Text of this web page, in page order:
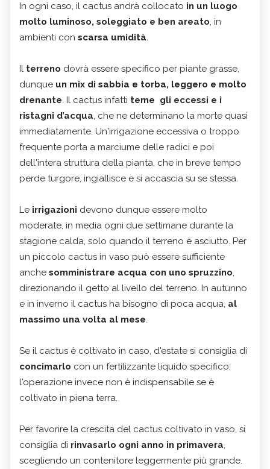
In ogni caso, il cactus andrà collocato in un luogo
molto luminoso, soleggiato e ben areato, in
ambienti con scarsa umidità.
Il terreno dovrà essere specifico per piante grasse,
dunque un mix di sabbia e torba, leggero e molto
drenante. Il cactus infatti teme gli eccessi e i
ristagni d’acqua, che ne determinano la morte quasi
immediatamente. Un'irrigazione eccessiva o troppo
frequente porta a marciume delle radici e poi
dell'intera struttura della pianta, che in breve tempo
perde turgore, ingiallisce e si accascia su se stessa.
Le irrigazioni devono dunque essere molto
moderate, in media ogni due settimane durante la
stagione calda, solo quando il terreno è asciutto. Per
un piccolo cactus in vaso può essere sufficiente
anche somministrare acqua con uno spruzzino,
direzionando il getto al livello del terreno. In autunno
e in inverno il cactus ha bisogno di poca acqua, al
massimo una volta al mese.
Se il cactus è coltivato in caso, d'estate si consiglia di
concimarlo con un fertilizzante liquido specifico;
l'operazione invece non è indispensabile se è
coltivato in piena terra.
Per favorire la crescita del cactus coltivato in vaso, si
consiglia di rinvasarlo ogni anno in primavera,
scegliendo un contenitore leggermente più grande.